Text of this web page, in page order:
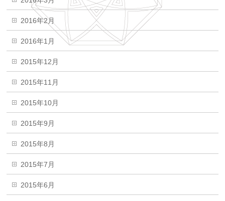
2016年2月
2016年1月
2015年12月
2015年11月
2015年10月
2015年9月
2015年8月
2015年7月
2015年6月